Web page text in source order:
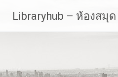
content
Libraryhub – ห้องสมุ